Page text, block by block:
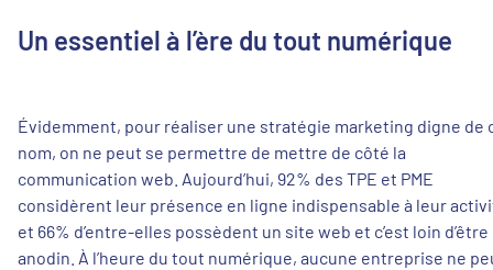
Un essentiel à l’ère du tout numérique
Évidemment, pour réaliser une stratégie marketing digne de
nom, on ne peut se permettre de mettre de côté la
communication web. Aujourd’hui, 92% des TPE et PME
considèrent leur présence en ligne indispensable à leur
et 66% d’entre-elles possèdent un site web et c’est loin d’être
anodin. À l’heure du tout numérique, aucune entreprise ne